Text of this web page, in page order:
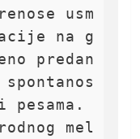
usm
na g
predan
mel